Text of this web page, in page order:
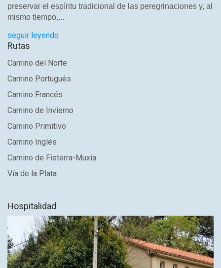
preservar el espíritu tradicional de las peregrinaciones y, al
mismo tiempo,...
seguir leyendo
Rutas
Camino del Norte
Camino Portugués
Camino Francés
Camino de Invierno
Camino Primitivo
Camino Inglés
Camino de Fisterra-Muxía
Vía de la Plata
Hospitalidad